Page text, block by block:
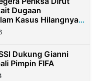
Dugaan
Kasus Hilangnya
Miliar
Dukung Gianni
Pimpin FIFA